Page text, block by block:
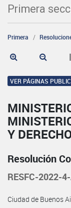
Primera
Primera
|
VER PÁGINAS
Y
Resolución
RESFC-2022-
Ciudad de Buenos